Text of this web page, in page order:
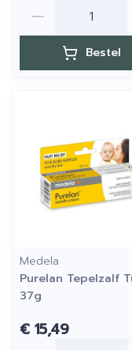
Bestel
Medela
Purelan Tepelzalf
37g
€ 15,49